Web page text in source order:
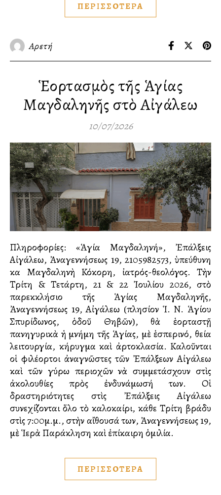
ΠΕΡΙΣΣΟΤΕΡΑ
Αρετή
Ἑορτασμὸς τῆς Ἁγίας
Μαγδαληνῆς στὸ Αἰγάλεω
10/07/2026
Πληροφορίες: «Ἁγία Μαγδαληνή», Ἐπάλξεις
Αἰγάλεω, Ἀναγεννήσεως 19, 2105982573, ὑπεύθυνη
κα Μαγδαληνὴ Κόκορη, ἰατρός-θεολόγος. Τὴν
Τρίτη & Τετάρτη, 21 & 22 Ἰουλίου 2026, στὸ
παρεκκλήσιο τῆς Ἁγίας Μαγδαληνῆς,
Ἀναγεννήσεως 19, Αἰγάλεω (πλησίον Ἱ. Ν. Ἁγίου
Σπυρίδωνος, ὁδοῦ Θηβῶν), θὰ ἑορταστῇ
πανηγυρικὰ ἡ μνήμη τῆς Ἁγίας, μὲ ἑσπερινό, θεία
λειτουργία, κήρυγμα καὶ ἀρτοκλασία. Καλοῦνται
οἱ φιλέορτοι ἀναγνῶστες τῶν Ἐπάλξεων Αἰγάλεω
καὶ τῶν γύρω περιοχῶν νὰ συμμετάσχουν στὶς
ἀκολουθίες πρὸς ἐνδυνάμωσή των. Οἱ
δραστηριότητες στὶς Ἐπάλξεις Αἰγάλεω
συνεχίζονται ὅλο τὸ καλοκαίρι, κάθε Τρίτη βράδυ
στὶς 7:00μ.μ., στὴν αἴθουσά των, Ἀναγεννήσεως 19,
μὲ Ἱερὰ Παράκληση καὶ ἐπίκαιρη ὁμιλία.
ΠΕΡΙΣΣΟΤΕΡΑ